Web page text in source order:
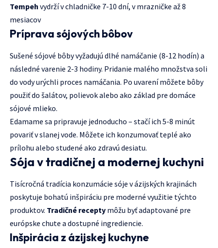
Tempeh vydrží v chladničke 7-10 dní, v mrazničke až 8
mesiacov
Príprava sójových bôbov
Sušené sójové bôby vyžadujú dlhé namáčanie (8-12 hodín) a
následné varenie 2-3 hodiny. Pridanie malého množstva soli
do vody urýchli proces namáčania. Po uvarení môžete bôby
použiť do šalátov, polievok alebo ako základ pre domáce
sójové mlieko.
Edamame sa pripravuje jednoducho – stačí ich 5-8 minút
povariť v slanej vode. Môžete ich konzumovať teplé ako
prílohu alebo studené ako zdravú desiatu.
Sója v tradičnej a modernej kuchyni
Tisícročná tradícia konzumácie sóje v ázijských krajinách
poskytuje bohatú inšpiráciu pre moderné využitie týchto
produktov. Tradičné recepty môžu byť adaptované pre
európske chute a dostupné ingrediencie.
Inšpirácia z ázijskej kuchyne